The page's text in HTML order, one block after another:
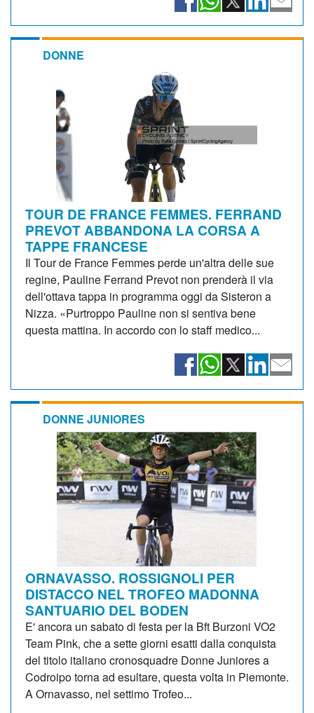
DONNE
TOUR DE FRANCE FEMMES. FERRAND
PREVOT ABBANDONA LA CORSA A
TAPPE FRANCESE
Il Tour de France Femmes perde un'altra delle sue
regine, Pauline Ferrand Prevot non prenderà il via
dell'ottava tappa in programma oggi da Sisteron a
Nizza. «Purtroppo Pauline non si sentiva bene
questa mattina. In accordo con lo staff medico...
DONNE JUNIORES
ORNAVASSO. ROSSIGNOLI PER
DISTACCO NEL TROFEO MADONNA
SANTUARIO DEL BODEN
E' ancora un sabato di festa per la Bft Burzoni VO2
Team Pink, che a sette giorni esatti dalla conquista
del titolo italiano cronosquadre Donne Juniores a
Codroipo torna ad esultare, questa volta in Piemonte.
A Ornavasso, nel settimo Trofeo...